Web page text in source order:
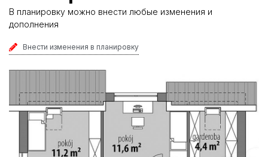
В планировку можно внести любые изменения и
дополнения
Внести изменения в планировку